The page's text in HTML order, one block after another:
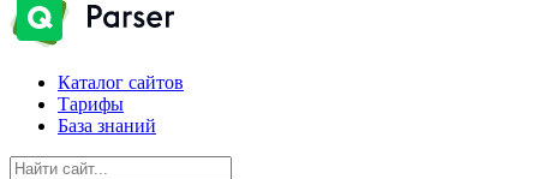
Каталог сайтов
Тарифы
База знаний